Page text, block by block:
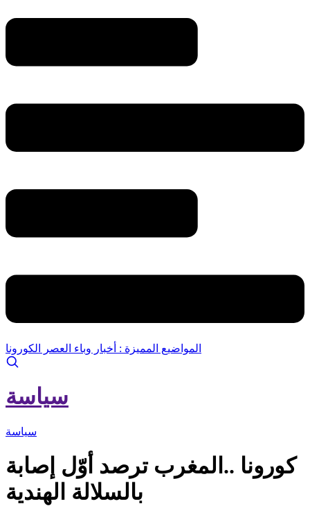
المواضيع المميزة : أخبار وباء العصر الكورونا
سياسة
سياسة
كورونا ..المغرب ترصد أوّل إصابة
بالسلالة الهندية